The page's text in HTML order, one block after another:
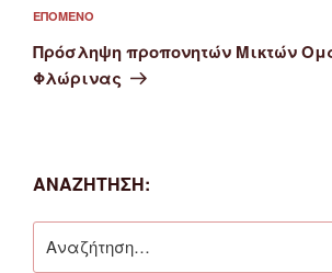
Επόμενο
άρθρο
ΕΠΌΜΕΝΟ
Πρόσληψη προπονητών Μικτών
Φλώρινας
ΑΝΑΖΉΤΗΣΗ:
για: